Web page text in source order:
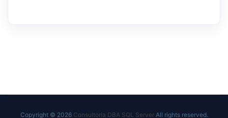
Copyright © 2026 Consultoria DBA SQL ServerAll rights reserved.